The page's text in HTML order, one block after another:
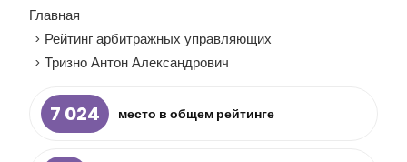
Главная
> Рейтинг арбитражных управляющих
> Тризно Антон Александрович
7 024 место в общем рейтинге